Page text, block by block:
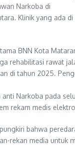
Narkoba di
Klinik yang ada
BNN Kota
rehabilitasi rawat
di tahun 2025.
Narkoba pada
rekam medis
bahwa
rekan media untuk